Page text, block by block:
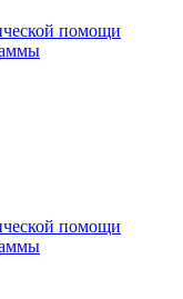
помощи
помощи